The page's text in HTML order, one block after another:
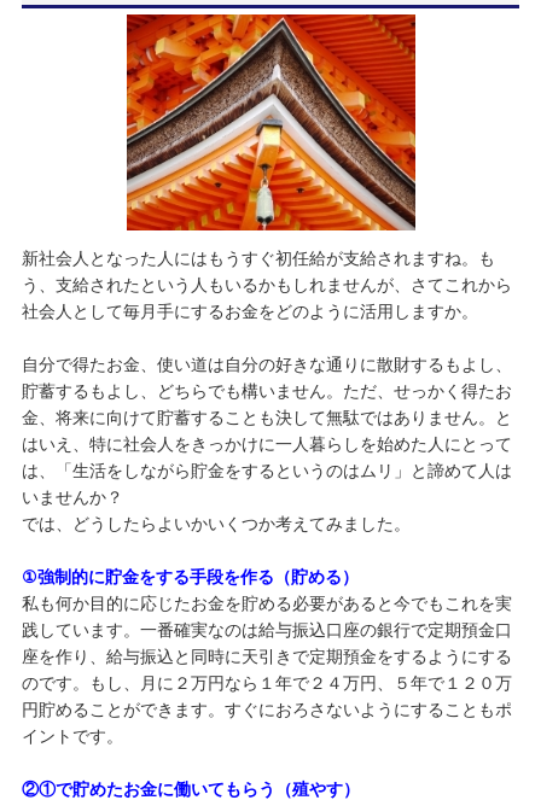
新社会人となった人にはもうすぐ初任給が支給されますね。も
う、支給されたという人もいるかもしれませんが、さてこれから
社会人として毎月手にするお金をどのように活用しますか。
自分で得たお金、使い道は自分の好きな通りに散財するもよし、
貯蓄するもよし、どちらでも構いません。ただ、せっかく得たお
金、将来に向けて貯蓄することも決して無駄ではありません。と
はいえ、特に社会人をきっかけに一人暮らしを始めた人にとって
は、「生活をしながら貯金をするというのはムリ」と諦めて人は
いませんか？
では、どうしたらよいかいくつか考えてみました。
①強制的に貯金をする手段を作る（貯める）
私も何か目的に応じたお金を貯める必要があると今でもこれを実
践しています。一番確実なのは給与振込口座の銀行で定期預金口
座を作り、給与振込と同時に天引きで定期預金をするようにする
のです。もし、月に２万円なら１年で２４万円、５年で１２０万
円貯めることができます。すぐにおろさないようにすることもポ
イントです。
②①で貯めたお金に働いてもらう（殖やす）